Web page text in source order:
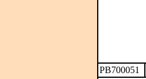
PB700051